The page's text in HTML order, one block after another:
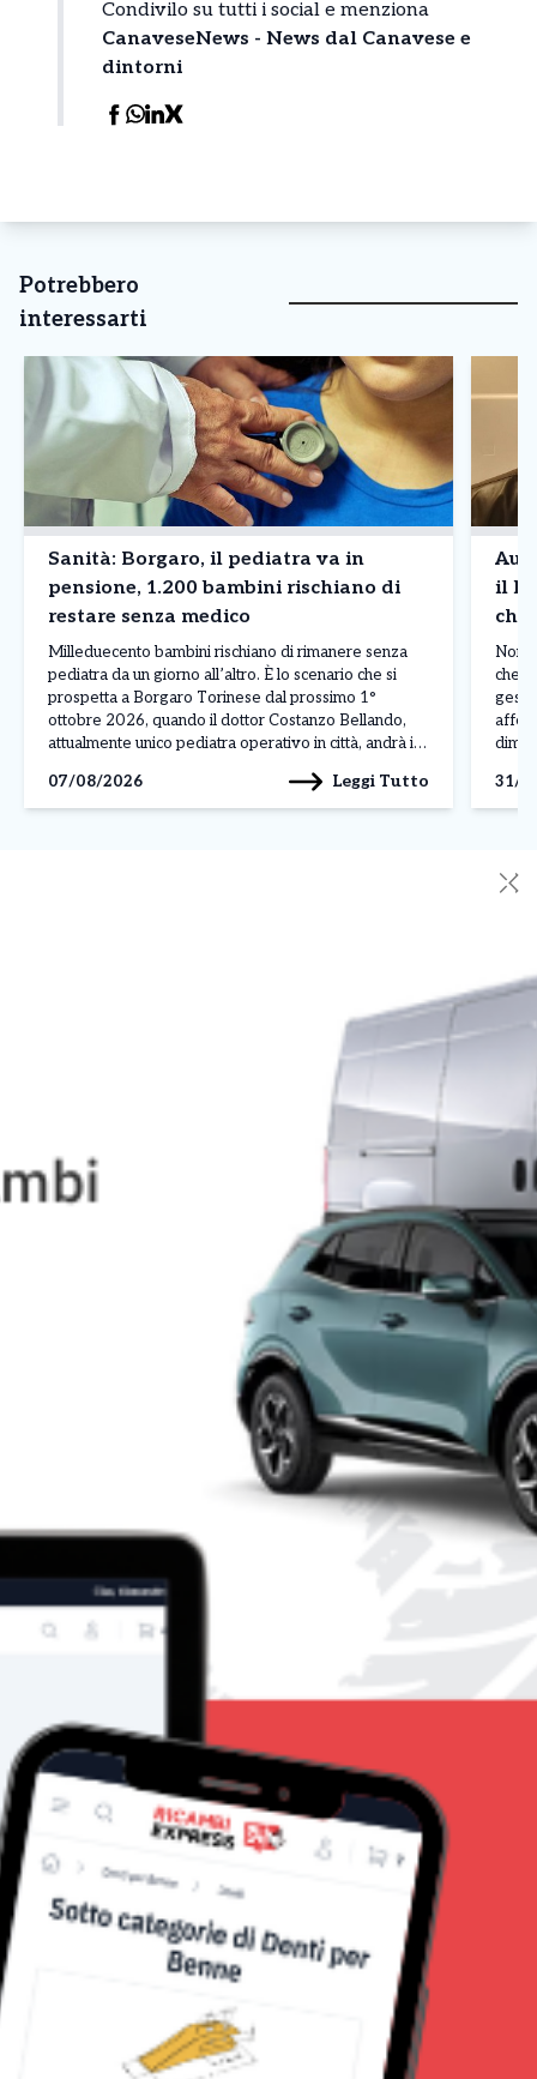
Condivilo su tutti i social e menziona
CanaveseNews - News dal Canavese e
dintorni
Potrebbero
interessarti
Sanità: Borgaro, il pediatra va in
pensione, 1.200 bambini rischiano di
restare senza medico
Milleduecento bambini rischiano di rimanere senza
pediatra da un giorno all’altro. È lo scenario che si
prospetta a Borgaro Torinese dal prossimo 1°
ottobre 2026, quando il dottor Costanzo Bellando,
attualmente unico pediatra operativo in città, andrà in
preoccupa centinaia di famiglie e sulla quale il […]
07/08/2026 Leggi Tutto
il
che
Non
che
31/
✕